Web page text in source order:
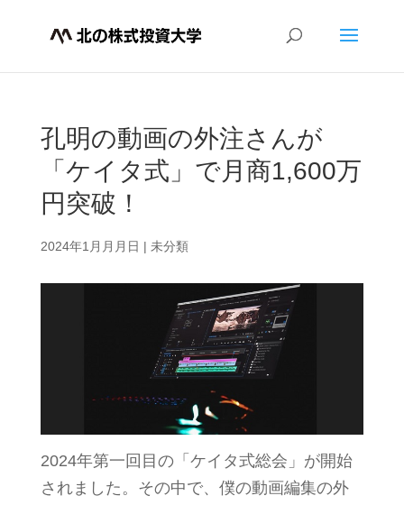
孔明の動画の外注さんが
「ケイタ式」で月商1,600万
円突破！
2024年1月月月日 | 未分類
2024年第一回目の「ケイタ式総会」が開始
されました。その中で、僕の動画編集の外